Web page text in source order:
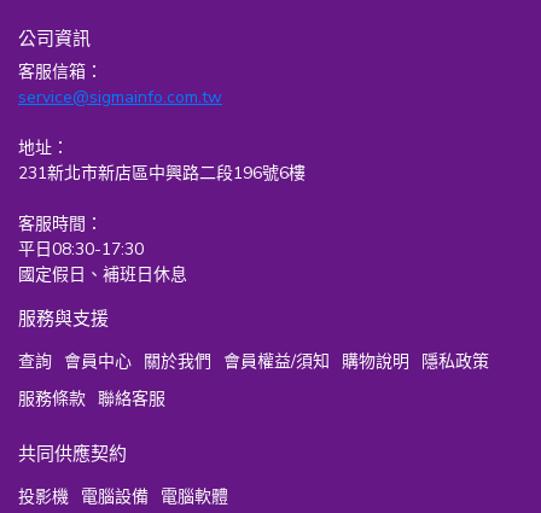
公司資訊
客服信箱：
service@sigmainfo.com.tw
地址：
231新北市新店區中興路二段196號6樓
客服時間：
平日08:30-17:30
國定假日、補班日休息
服務與支援
查詢 會員中心 關於我們 會員權益/須知 購物說明
隱私政策
服務條款 聯絡客服
共同供應契約
投影機 電腦設備 電腦軟體